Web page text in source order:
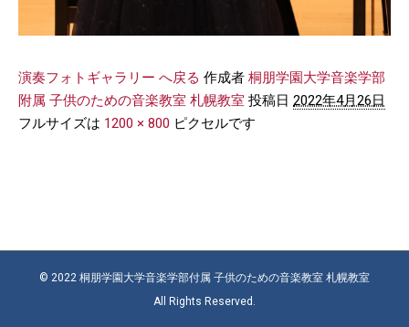
演奏フォトギャラリー へ戻る 作成者 桐朋学園大学音楽学部
附属 子供のための音楽教室 札幌教室 投稿日 2022年4月26日
フルサイズは 1200 × 800 ピクセルです
© 2022 桐朋学園大学音楽学部付属 子供のための音楽教室 札幌教室
All Rights Reserved.